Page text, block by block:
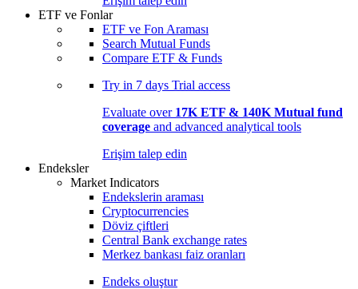
ETF ve Fonlar
ETF ve Fon Araması
Search Mutual Funds
Compare ETF & Funds
Try in 7 days Trial access
Evaluate over 17K ETF & 140K Mutual fund
coverage and advanced analytical tools
Erişim talep edin
Endeksler
Market Indicators
Endekslerin araması
Cryptocurrencies
Döviz çiftleri
Central Bank exchange rates
Merkez bankası faiz oranları
Endeks oluştur